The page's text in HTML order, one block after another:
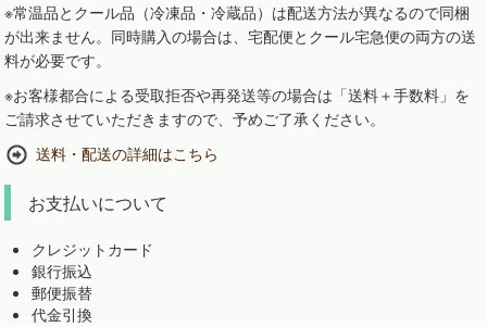
※常温品とクール品（冷凍品・冷蔵品）は配送方法が異なるので同梱
が出来ません。同時購入の場合は、宅配便とクール宅急便の両方の送
料が必要です。
※お客様都合による受取拒否や再発送等の場合は「送料＋手数料」を
ご請求させていただきますので、予めご了承ください。
送料・配送の詳細はこちら
お支払いについて
クレジットカード
銀行振込
郵便振替
代金引換